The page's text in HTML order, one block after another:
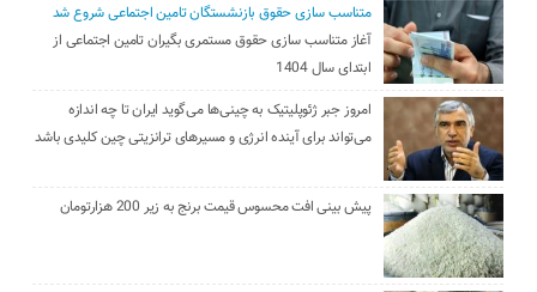
متناسب سازی حقوق بازنشستگان تامین اجتماعی شروع شد
آغاز متناسب سازی حقوق مستمری بگیران تامین اجتماعی از
ابتدای سال 1404
امروز جبر ژئوپلیتیک به چینی‌ها می‌گوید ایران تا چه اندازه
می‌تواند برای آینده انرژی و مسیرهای ترانزیتی چین کلیدی باشد
پیش بینی افت محسوس قیمت برنج به زیر 200 هزارتومان